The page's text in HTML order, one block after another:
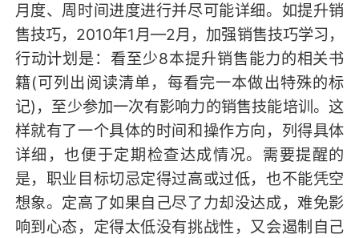
月度、周时间进度进行并尽可能详细。如提升销
售技巧，2010年1月—2月，加强销售技巧学习，
行动计划是：看至少8本提升销售能力的相关书
籍(可列出阅读清单，每看完一本做出特殊的标
记)，至少参加一次有影响力的销售技能培训。这
样就有了一个具体的时间和操作方向，列得具体
详细，也便于定期检查达成情况。需要提醒的
是，职业目标切忌定得过高或过低，也不能凭空
想象。定高了如果自己尽了力却没达成，难免影
响到心态，定得太低没有挑战性，又会遏制自己